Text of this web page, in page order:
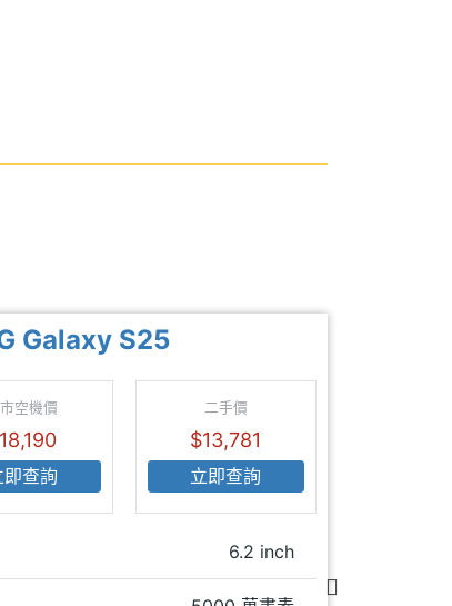
Galaxy S25
空機價
即查詢
二手價
$13,781
立即查詢
6.2 inch